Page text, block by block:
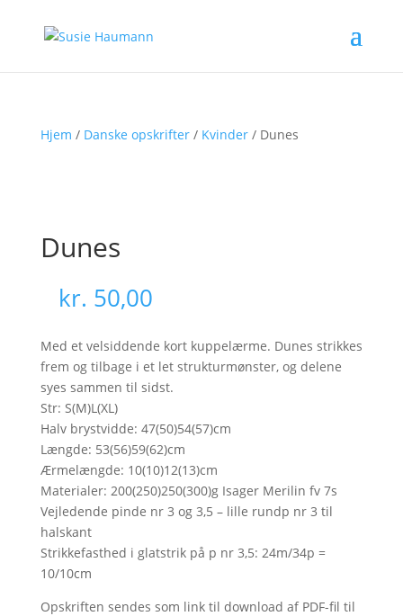
Hjem / Danske opskrifter/ Kvinder/ Dunes
Dunes
kr. 50,00
Med et velsiddende kort kuppelærme. Dunes strikkes
frem og tilbage i et let strukturmønster, og delene
syes sammen til sidst.
Str: S(M)L(XL)
Halv brystvidde: 47(50)54(57)cm
Længde: 53(56)59(62)cm
Ærmelængde: 10(10)12(13)cm
Materialer: 200(250)250(300)g Isager Merilin fv 7s
Vejledende pinde nr 3 og 3,5 – lille rundp nr 3 til
halskant
Strikkefasthed i glatstrik på p nr 3,5: 24m/34p =
10/10cm
Opskriften sendes som link til download af PDF-fil til